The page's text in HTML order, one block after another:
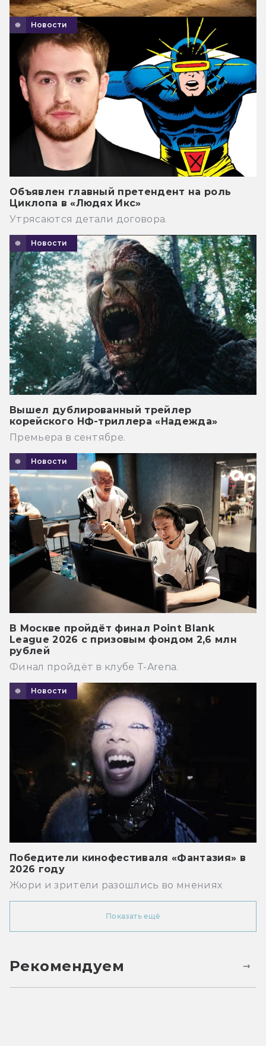
Новости
Объявлен главный претендент на роль
Циклопа в «Людях Икс»
Утрясаются детали договора.
Новости
Вышел дублированный трейлер
корейского НФ-триллера «Надежда»
Премьера в сентябре.
Новости
В Москве пройдёт финал Point Blank
League 2026 с призовым фондом 2,6 млн
рублей
Финал пройдёт в клубе T-Arena.
Новости
Победители кинофестиваля «Фантазия» в
2026 году
Жюри и зрители разошлись во мнениях
Показать ещё
Рекомендуем